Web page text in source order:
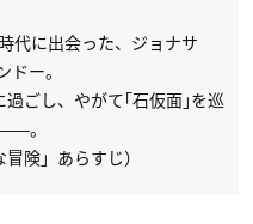
代に出会った、ジョナサ
ー。
ごし、やがて｢石仮面｣を巡
。
険」あらすじ）